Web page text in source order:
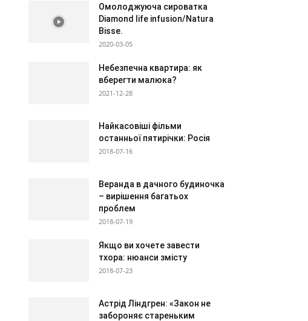
Омолоджуюча сироватка
Diamond life infusion/Natura
Bisse.
2020-03-05
Небезпечна квартира: як
вберегти малюка?
2021-12-28
Найкасовіші фільми
останньої пятирічки: Росія
2018-07-16
Веранда в дачного будиночка
– вирішення багатьох
проблем
2018-07-19
Якщо ви хочете завести
тхора: нюанси змісту
2018-07-23
Астрід Ліндгрен: «Закон не
забороняє стареньким